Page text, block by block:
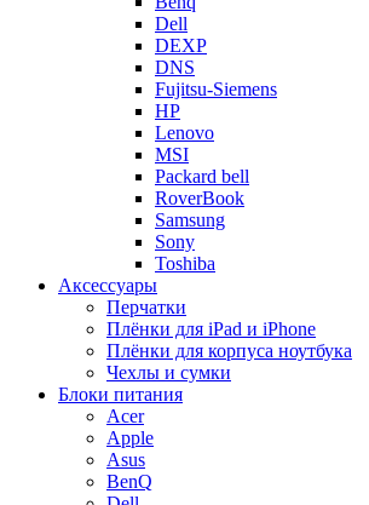
Dell
DEXP
DNS
Fujitsu-Siemens
HP
Lenovo
MSI
Packard bell
RoverBook
Samsung
Sony
Toshiba
Аксессуары
Перчатки
Плёнки для iPad и iPhone
Плёнки для корпуса ноутбука
Чехлы и сумки
Блоки питания
Acer
Apple
Asus
BenQ